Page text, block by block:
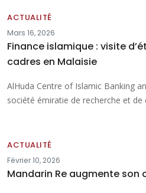
ACTUALITÉ
Mars 16, 2026
Finance islamique : visite
cadres en Malaisie
AlHuda Centre of Islamic Banking
société émiratie de recherche et
ACTUALITÉ
Février 10, 2026
Mandarin Re augmente son